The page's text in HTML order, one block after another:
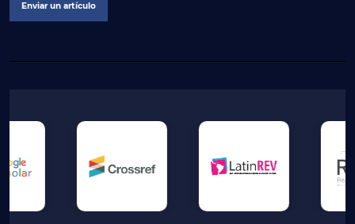
Enviar un artículo